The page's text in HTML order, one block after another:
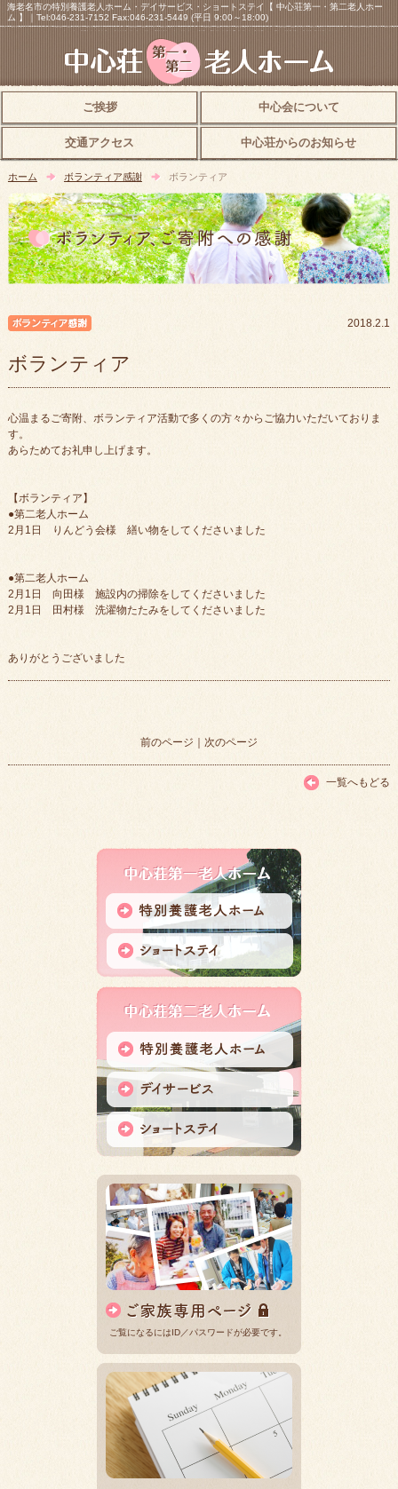
海老名市の特別養護老人ホーム・デイサービス・ショートステイ【 中心荘第一・第二老人ホー
ム 】｜Tel:046-231-7152 Fax:046-231-5449 (平日 9:00～18:00)
ご挨拶 中心会について
交通アクセス 中心荘からのお知らせ
ホーム ボランティア感謝 ボランティア
2018.2.1
ボランティア
心温まるご寄附、ボランティア活動で多くの方々からご協力いただいておりま
す。
あらためてお礼申し上げます。
【ボランティア】
●第二老人ホーム
2月1日 りんどう会様 繕い物をしてくださいました
●第二老人ホーム
2月1日 向田様 施設内の掃除をしてくださいました
2月1日 田村様 洗濯物たたみをしてくださいました
ありがとうございました
前のページ ｜ 次のページ
一覧へもどる
ご覧になるにはID／パスワードが必要です。